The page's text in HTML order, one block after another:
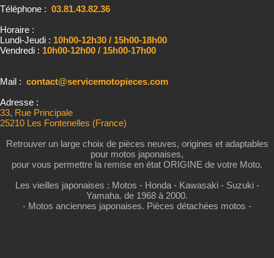
Téléphone : 03.81.43.82.36
Horaire :
Lundi-Jeudi : 10h00-12h30 / 15h00-18h00
Vendredi : 10h00-12h00 / 15h00-17h00
Mail : contact@servicemotopieces.com
Adresse :
33, Rue Principale
25210 Les Fontenelles (France)
Retrouver un large choix de pièces neuves, origines et adaptables
pour motos japonaises,
pour vous permettre la remise en état ORIGINE de votre Moto.
Les vieilles japonaises : Motos - Honda - Kawasaki - Suzuki -
Yamaha. de 1968 à 2000.
- Motos anciennes japonaises. Pièces détachées motos -